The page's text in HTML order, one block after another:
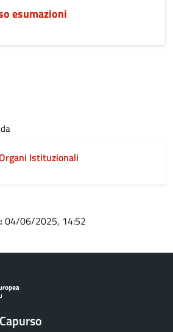
esumazioni
Istituzionali
04/06/2025, 14:52